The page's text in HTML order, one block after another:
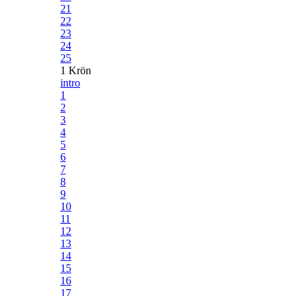
21
22
23
24
25
1 Krön
intro
1
2
3
4
5
6
7
8
9
10
11
12
13
14
15
16
17